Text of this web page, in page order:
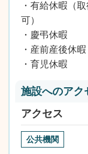
・有給休暇（
可）
・慶弔休暇
・産前産後休暇
・育児休暇
施設へのアク
アクセス
公共機関